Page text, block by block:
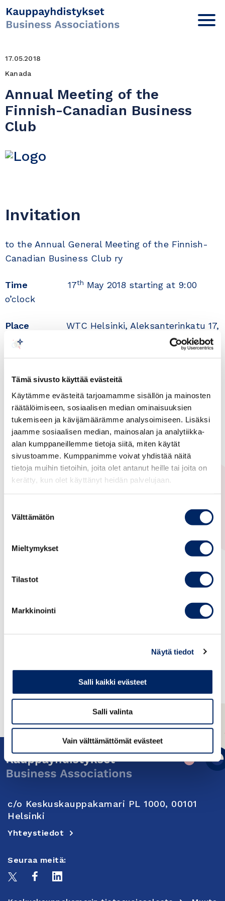
Tämä sivusto käyttää evästeitä
Käytämme evästeitä tarjoamamme sisällön ja mainosten
räätälöimiseen, sosiaalisen median ominaisuuksien
tukemiseen ja kävijämäärämme analysoimiseen. Lisäksi
jaamme sosiaalisen median, mainosalan ja analytiikka-
alan kumppaneillemme tietoja siitä, miten käytät
sivustoamme. Kumppanimme voivat yhdistää näitä
tietoja muihin tietoihin, joita olet antanut heille tai joita on
kerätty, kun olet käyttänyt heidän palvelujaan.
valinta
Välttämätön
Mieltymykset
Tilastot
Markkinointi
Näytä tiedot
Salli kaikki evästeet
Salli valinta
Vain välttämättömät evästeet
17.05.2018
Kanada
Annual Meeting of the
Finnish-Canadian Business
Club
Invitation
to the Annual General Meeting of the Finnish-
Canadian Business Club ry
Time 17th May 2018 starting at 9:00
o’clock
Place
WTC Helsinki, Aleksanterinkatu 17,
00100 Helsinki
honored to welcome H.E. Ms. Andrée Noëlle
Cooligan,
Ambassador of Canada to Finland and Mr. Matti
Karjula, Chairman of the Board PrimeR Oy to
address the meeting.
R.S.V.P
. by 15th May 2018,
anne.hatanpaa@chamber.fi or by phone +
358503209539.
I extend a warm welcome to all Club members
THE FINNISH – CANADIAN BUSINESS CLUB ry
Kenneth Wrede
c/o Keskuskauppakamari PL 1000, 00101
Helsinki
Yhteystiedot
Seuraa meitä: